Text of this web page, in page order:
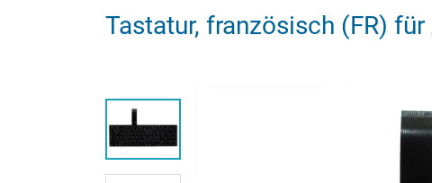
Tastatur, französisch (FR)